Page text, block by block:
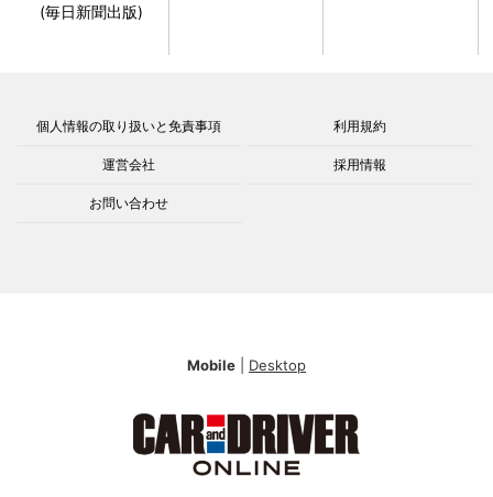
(毎日新聞出版)
個人情報の取り扱いと免責事項 利用規約
運営会社 採用情報
お問い合わせ
Mobile Desktop